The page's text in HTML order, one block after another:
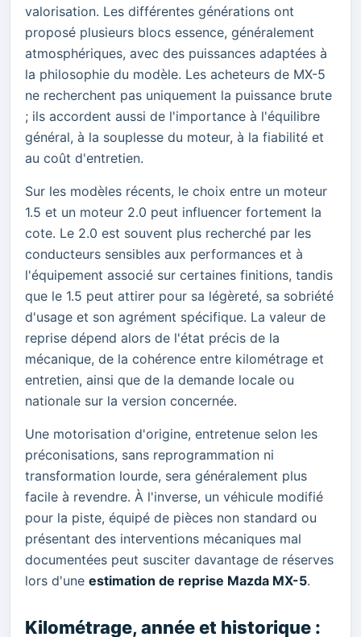
valorisation. Les différentes générations ont
proposé plusieurs blocs essence, généralement
atmosphériques, avec des puissances adaptées à
la philosophie du modèle. Les acheteurs de MX-5
ne recherchent pas uniquement la puissance brute
; ils accordent aussi de l'importance à l'équilibre
général, à la souplesse du moteur, à la fiabilité et
au coût d'entretien.
Sur les modèles récents, le choix entre un moteur
1.5 et un moteur 2.0 peut influencer fortement la
cote. Le 2.0 est souvent plus recherché par les
conducteurs sensibles aux performances et à
l'équipement associé sur certaines finitions, tandis
que le 1.5 peut attirer pour sa légèreté, sa sobriété
d'usage et son agrément spécifique. La valeur de
reprise dépend alors de l'état précis de la
mécanique, de la cohérence entre kilométrage et
entretien, ainsi que de la demande locale ou
nationale sur la version concernée.
Une motorisation d'origine, entretenue selon les
préconisations, sans reprogrammation ni
transformation lourde, sera généralement plus
facile à revendre. À l'inverse, un véhicule modifié
pour la piste, équipé de pièces non standard ou
présentant des interventions mécaniques mal
documentées peut susciter davantage de réserves
lors d'une estimation de reprise Mazda MX-5.
Kilométrage, année et historique :